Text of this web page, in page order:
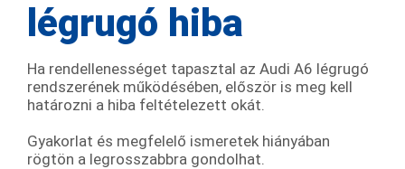
légrugó hiba
Ha rendellenességet tapasztal az Audi A6 légrugó
rendszerének működésében, először is meg kell
határozni a hiba feltételezett okát.
Gyakorlat és megfelelő ismeretek hiányában
rögtön a legrosszabbra gondolhat.